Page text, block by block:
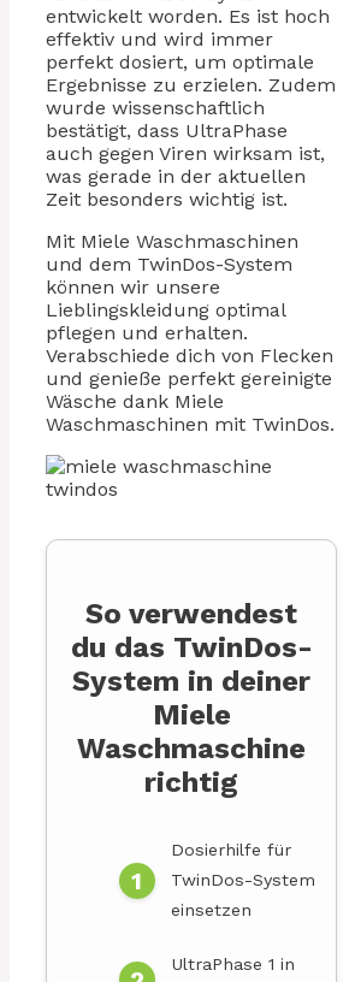
entwickelt worden. Es ist hoch
effektiv und wird immer
perfekt dosiert, um optimale
Ergebnisse zu erzielen. Zudem
wurde wissenschaftlich
bestätigt, dass UltraPhase
auch gegen Viren wirksam ist,
was gerade in der aktuellen
Zeit besonders wichtig ist.
Mit Miele Waschmaschinen
und dem TwinDos-System
können wir unsere
Lieblingskleidung optimal
pflegen und erhalten.
Verabschiede dich von Flecken
und genieße perfekt gereinigte
Wäsche dank Miele
Waschmaschinen mit TwinDos.
So verwendest
du das TwinDos-
System in deiner
Miele
Waschmaschine
richtig
Dosierhilfe für
TwinDos-System
einsetzen
UltraPhase 1 in